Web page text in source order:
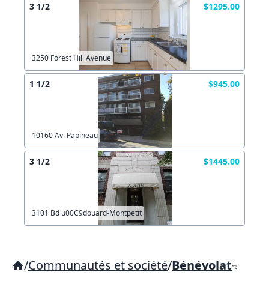
3 1/2 $1295.00
3250 Forest Hill Avenue
1 1/2 $945.00
10160 Av. Papineau
3 1/2 $1445.00
3101 Bd u00C9douard-Montpetit
/Communautés et société/Bénévolat